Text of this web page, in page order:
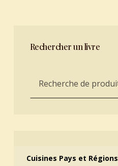
Rechercher un livre
Recherche pour :
Cuisines Pays et Régions